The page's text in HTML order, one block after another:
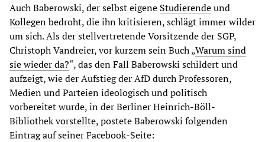
Auch Baberowski, der selbst eigene Studierendeund
Kollegenbedroht, die ihn kritisieren, schlägt immer wilder
um sich. Als der stellvertretende Vorsitzende der SGP,
Christoph Vandreier, vor kurzem sein Buch „Warum sind
sie wieder da?“, das den Fall Baberowski schildert und
aufzeigt, wie der Aufstieg der AfD durch Professoren,
Medien und Parteien ideologisch und politisch
vorbereitet wurde, in der Berliner Heinrich-Böll-
Bibliothekvorstellte, postete Baberowski folgenden
Eintrag auf seiner Facebook-Seite: